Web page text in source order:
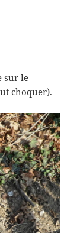
sur le
choquer).